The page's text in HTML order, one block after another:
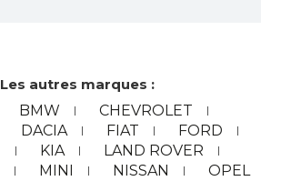
Les autres marques :
BMW
CHEVROLET
DACIA FIAT
FORD
KIA
LAND ROVER
MINI NISSAN
OPEL